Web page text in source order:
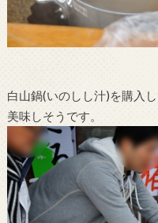
白山鍋(いのしし汁)を購入
美味しそうです。